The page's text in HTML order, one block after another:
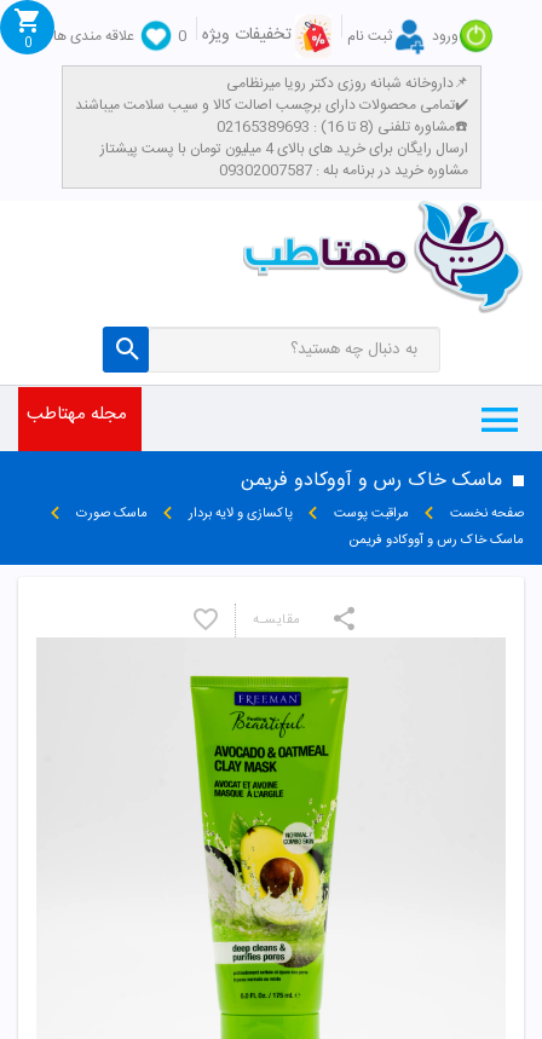
ورود ثبت نام تخفیفات ویژه 0
علاقه مندی ها
داروخانه شبانه روزی دکتر رویا میرنظامی📌
تمامی محصولات دارای برچسب اصالت کالا و سیب سلامت میباشند✔️
مشاوره تلفنی (8 تا 16) : 02165389693☎️
​ارسال رایگان برای خرید های بالای 4 میلیون تومان با پست پیشتاز
مشاوره خرید در برنامه بله : 09302007587
0
مجله مهتاطب
ماسک خاک رس و آووکادو فریمن
صفحه نخست مراقبت پوست پاکسازی و لایه بردار
ماسک صورت
ماسک خاک رس و آووکادو فریمن
مقایسـه